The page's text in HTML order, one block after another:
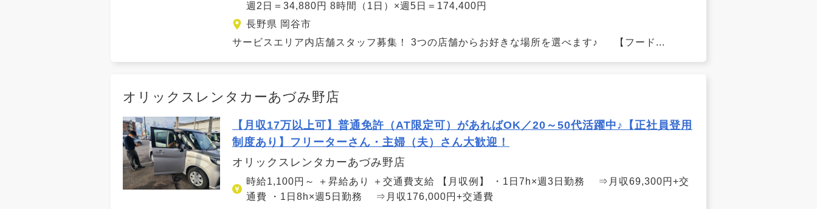
週2日＝34,880円 8時間（1日）×週5日＝174,400円
長野県 岡谷市
サービスエリア内店舗スタッフ募集！ 3つの店舗からお好きな場所を選べます♪ 【フード...
オリックスレンタカーあづみ野店
【月収17万以上可】普通免許（AT限定可）があればOK／20～50代活躍中♪【正社員登用
制度あり】フリーターさん・主婦（夫）さん大歓迎！
オリックスレンタカーあづみ野店
時給1,100円～ ＋昇給あり ＋交通費支給 【月収例】 ・1日7h×週3日勤務 ⇒月収69,300円+交
通費 ・1日8h×週5日勤務 ⇒月収176,000円+交通費